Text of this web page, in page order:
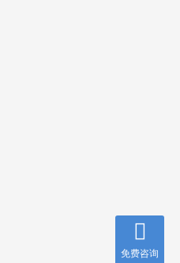
免费咨询